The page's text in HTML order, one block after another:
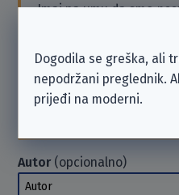
Imaj na umu da smo
i nismo
poduzećem.
Ako trebaš podršku ili
se poduzeću izravno. U
možemo
Autor(opcionalno)
Autor
Dogodila se greška, ali
nepodržani preglednik.
prijeđi na moderni.